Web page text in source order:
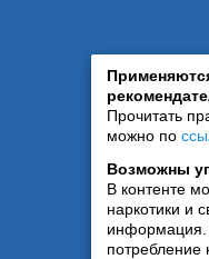
Прочитать
можно по
Возможны
В контенте
наркотики и
информация.
потребление